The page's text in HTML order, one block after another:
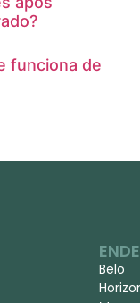
funciona de
Belo